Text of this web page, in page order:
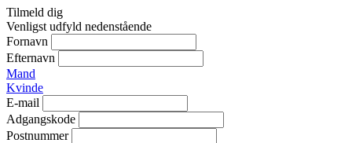
Tilmeld dig
Venligst udfyld nedenstående
Fornavn
Efternavn
Mand
Kvinde
E-mail
Adgangskode
Postnummer